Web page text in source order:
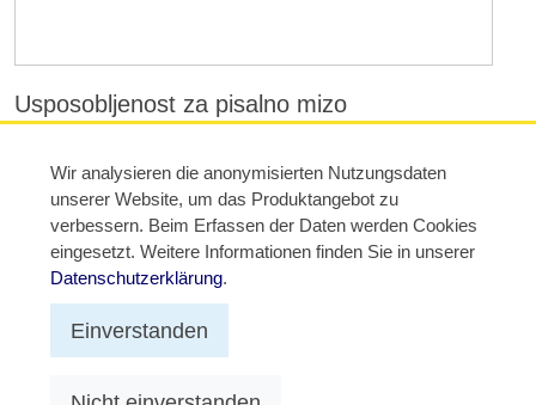
Usposobljenost za pisalno mizo
razvijajo posel. Rutinska dela opravljajo računalniki,
najpomembnejši predpogoj za uspeh pa so kompetence
naših sodelavcev.
Wir analysieren die anonymisierten Nutzungsdaten
unserer Website, um das Produktangebot zu
verbessern. Beim Erfassen der Daten werden Cookies
eingesetzt. Weitere Informationen finden Sie in unserer
Datenschutzerklärung.
Einverstanden